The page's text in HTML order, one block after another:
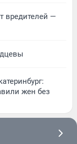
вредителей —
жен без